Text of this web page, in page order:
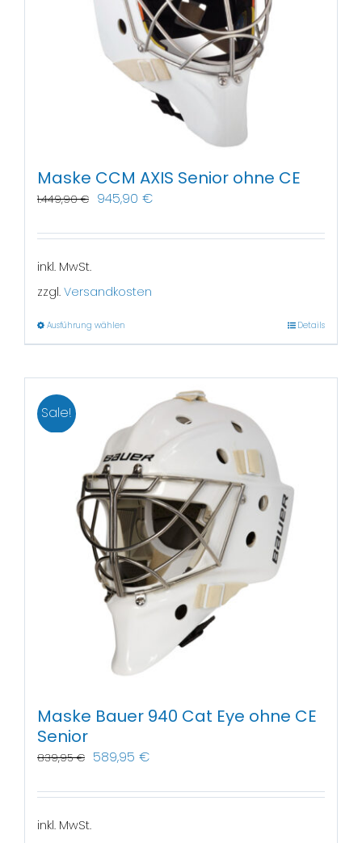
Maske CCM AXIS Senior ohne CE
1.449,90€ 945,90 €
inkl. MwSt.
zzgl. Versandkosten
Ausführung wählen Details
Sale!
Maske Bauer 940 Cat Eye ohne CE
Senior
839,95€ 589,95 €
inkl. MwSt.